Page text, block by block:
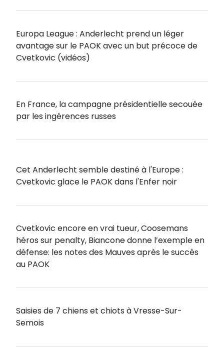
Europa League : Anderlecht prend un léger
avantage sur le PAOK avec un but précoce de
Cvetkovic (vidéos)
En France, la campagne présidentielle secouée
par les ingérences russes
Cet Anderlecht semble destiné à l'Europe :
Cvetkovic glace le PAOK dans l'Enfer noir
Cvetkovic encore en vrai tueur, Coosemans
héros sur penalty, Biancone donne l’exemple en
défense: les notes des Mauves après le succès
au PAOK
Saisies de 7 chiens et chiots à Vresse-Sur-
Semois